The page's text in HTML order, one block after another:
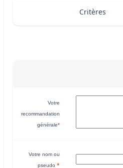
Critères
Votre
recommandation
générale*
Votre nom ou
pseudo *